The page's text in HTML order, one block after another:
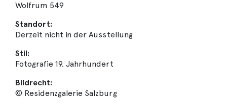
Wolfrum 549
Standort:
Derzeit nicht in der Ausstellung
Stil:
Fotografie 19. Jahrhundert
Bildrecht:
© Residenzgalerie Salzburg